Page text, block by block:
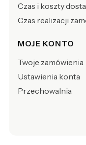
Czas i koszty
Czas realizacji
MOJE KONTO
Twoje zamówienia
Ustawienia konta
Przechowalnia